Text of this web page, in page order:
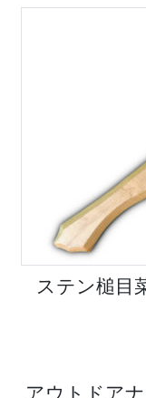
ステン槌目
アウトドア